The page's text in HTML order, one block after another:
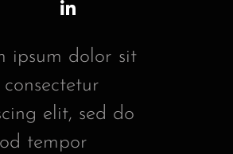
ipsum dolor sit
elit, sed do
tempor